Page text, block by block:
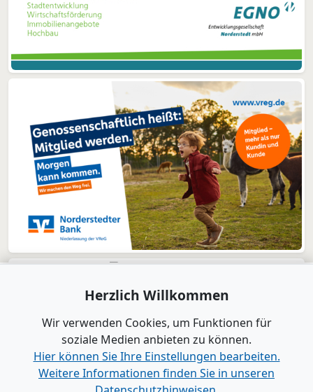
Herzlich Willkommen
Wir verwenden Cookies, um Funktionen für
soziale Medien anbieten zu können.
Hier können Sie Ihre Einstellungen bearbeiten.
Weitere Informationen finden Sie in unseren